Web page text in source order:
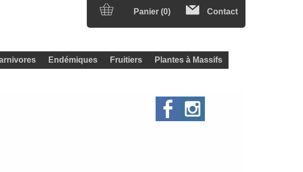
Panier (0) Contact
Endémiques Fruitiers
Plantes à Massifs